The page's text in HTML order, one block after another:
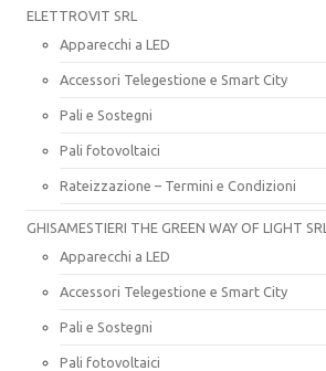
ELETTROVIT SRL
Apparecchi a LED
Accessori Telegestione e Smart City
Pali e Sostegni
Pali fotovoltaici
Rateizzazione – Termini e Condizioni
GHISAMESTIERI THE GREEN WAY OF LIGHT SRL
Apparecchi a LED
Accessori Telegestione e Smart City
Pali e Sostegni
Pali fotovoltaici